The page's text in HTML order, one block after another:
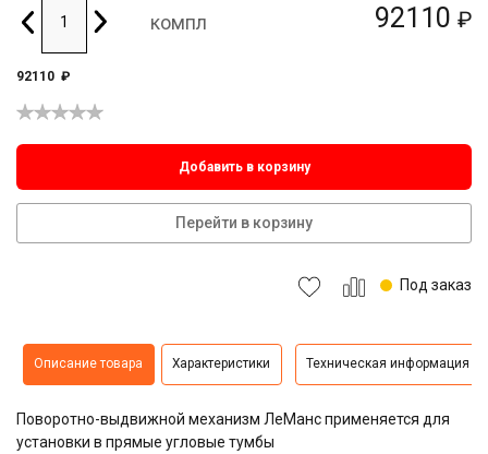
92110 ₽
компл
92110 ₽
Добавить в корзину
Перейти в корзину
Под заказ
Описание товара Характеристики Техническая информация
Поворотно-выдвижной механизм ЛеМанс применяется для
установки в прямые угловые тумбы